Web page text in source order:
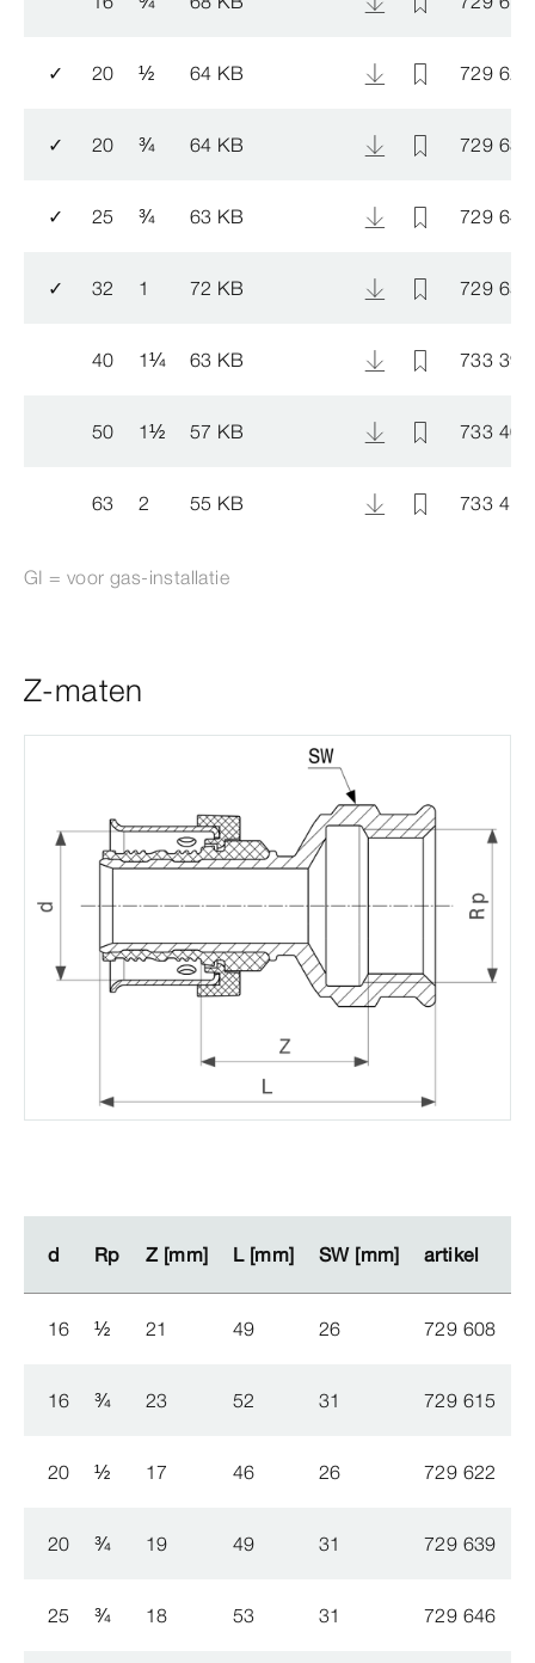
✓ 20 ½ 64 KB 729 622
✓ 20 ¾ 64 KB 729 639
✓ 25 ¾ 63 KB 729 646
✓ 32 1 72 KB 729 653
40 1¼ 63 KB 733 391
50 1½ 57 KB 733 407
63 2 55 KB 733 414
GI = voor gas-​installatie
Z-maten
d Rp Z [mm] L [mm] SW [mm] artikel
d Rp Z [mm] L [mm] SW [mm] artikel
16 ½ 21 49 26 729 608
16 ¾ 23 52 31 729 615
20 ½ 17 46 26 729 622
20 ¾ 19 49 31 729 639
25 ¾ 18 53 31 729 646